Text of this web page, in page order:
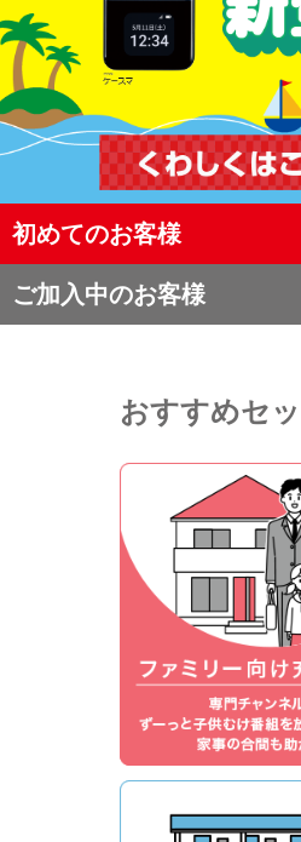
初めてのお客様
ご加入中のお客様
おすすめセ